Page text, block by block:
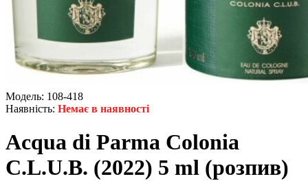
Модель: 108-418
Наявність: Немає в наявності
Acqua di Parma Colonia
C.L.U.B. (2022) 5 ml (розпив)